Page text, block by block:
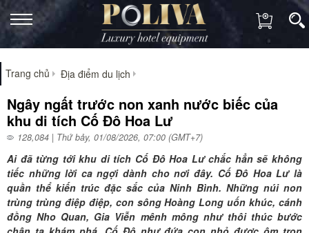
Trang chủ Địa điểm du lịch
Ngây ngất trước non xanh nước biếc của
khu di tích Cố Đô Hoa Lư
128,084 | Thứ bảy, 01/08/2026, 07:00 (GMT+7)
Ai đã từng tới khu di tích Cố Đô Hoa Lư chắc hẳn sẽ không
tiếc những lời ca ngợi dành cho nơi đây. Cố Đô Hoa Lư là
quần thể kiến trúc đặc sắc của Ninh Bình. Những núi non
trùng trùng điệp điệp, con sông Hoàng Long uốn khúc, cánh
đồng Nho Quan, Gia Viễn mênh mông như thôi thúc bước